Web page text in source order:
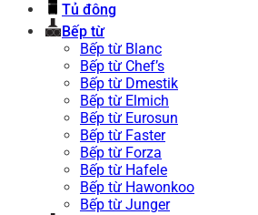
Tủ đông
Bếp từ
Bếp từ Blanc
Bếp từ Chef’s
Bếp từ Dmestik
Bếp từ Elmich
Bếp từ Eurosun
Bếp từ Faster
Bếp từ Forza
Bếp từ Hafele
Bếp từ Hawonkoo
Bếp từ Junger